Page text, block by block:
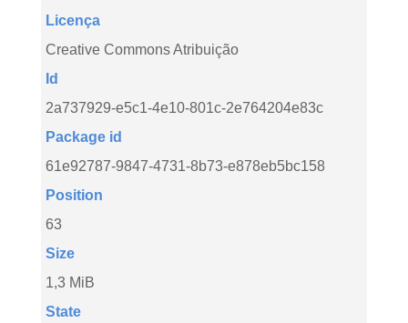
Licença
Creative Commons Atribuição
Id
2a737929-e5c1-4e10-801c-2e764204e83c
Package id
61e92787-9847-4731-8b73-e878eb5bc158
Position
63
Size
1,3 MiB
State